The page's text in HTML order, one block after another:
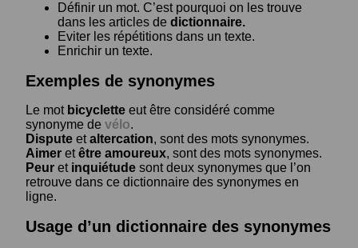
Définir un mot. C’est pourquoi on les trouve
dans les articles de dictionnaire.
Eviter les répétitions dans un texte.
Enrichir un texte.
Exemples de synonymes
Le mot bicyclette eut être considéré comme
synonyme de vélo.
Dispute etaltercation, sont des mots synonymes.
Aimer etêtre amoureux, sont des mots synonymes.
Peur et inquiétude sont deux synonymes que l’on
retrouve dans ce dictionnaire des synonymes en
ligne.
Usage d’un dictionnaire des synonymes